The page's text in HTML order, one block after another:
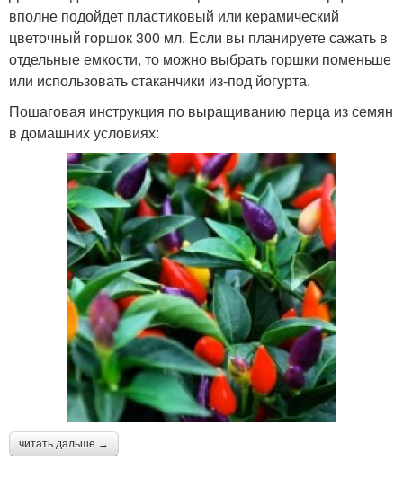
вполне подойдет пластиковый или керамический
цветочный горшок 300 мл. Если вы планируете сажать в
отдельные емкости, то можно выбрать горшки поменьше
или использовать стаканчики из-под йогурта.
Пошаговая инструкция по выращиванию перца из семян
в домашних условиях:
читать дальше →